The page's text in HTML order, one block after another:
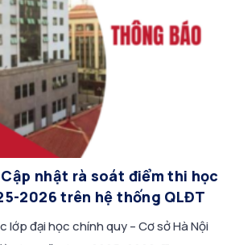
nhật rà soát điểm thi học
2026 trên hệ thống QLĐT
lớp đại học chính quy – Cơ sở Hà Nội